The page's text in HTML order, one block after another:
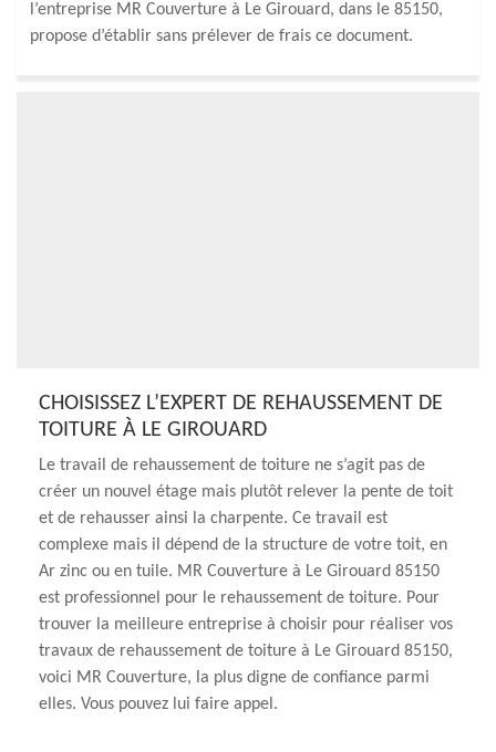
l’entreprise MR Couverture à Le Girouard, dans le 85150,
propose d’établir sans prélever de frais ce document.
CHOISISSEZ L’EXPERT DE REHAUSSEMENT DE
TOITURE À LE GIROUARD
Le travail de rehaussement de toiture ne s’agit pas de
créer un nouvel étage mais plutôt relever la pente de toit
et de rehausser ainsi la charpente. Ce travail est
complexe mais il dépend de la structure de votre toit, en
Ar zinc ou en tuile. MR Couverture à Le Girouard 85150
est professionnel pour le rehaussement de toiture. Pour
trouver la meilleure entreprise à choisir pour réaliser vos
travaux de rehaussement de toiture à Le Girouard 85150,
voici MR Couverture, la plus digne de confiance parmi
elles. Vous pouvez lui faire appel.